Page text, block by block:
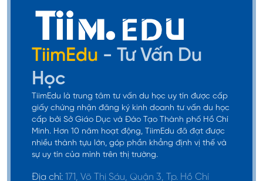
TiimEdu - Tư Vấn Du
Học
TiimEdu là trung tâm tư vấn du học uy tín được cấp
giấy chứng nhận đăng ký kinh doanh tư vấn du học
cấp bởi Sở Giáo Dục và Đào Tạo Thành phố Hồ Chí
Minh. Hơn 10 năm hoạt động, TiimEdu đã đạt được
nhiều thành tựu lớn, góp phần khẳng định vị thế và
sự uy tín của mình trên thị trường.
Địa chỉ: 171, Võ Thị Sáu, Quận 3, Tp. Hồ Chí